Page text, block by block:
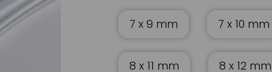
7 x 9 mm 7 x 10 mm
8 x 11 mm 8 x 12 mm